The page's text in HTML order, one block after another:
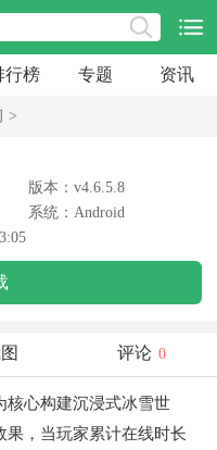
行榜 专题 资讯
>
版本：v4.6.5.8
系统：Android
评论 0
核心构建沉浸式冰雪世
，当玩家累计在线时长